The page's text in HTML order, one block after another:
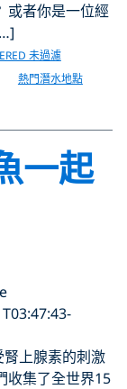
或者你是一位經
未過濾
熱門潛水地點
一起
上腺素的刺激
收集了全世界15